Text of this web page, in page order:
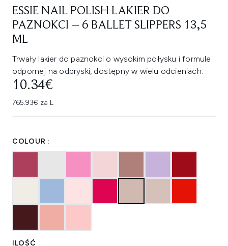
ESSIE NAIL POLISH LAKIER DO
PAZNOKCI – 6 BALLET SLIPPERS 13,5
ML
Trwały lakier do paznokci o wysokim połysku i formule
odpornej na odpryski, dostępny w wielu odcieniach.
10.34€
765.93€ za L
COLOUR :
ILOŚĆ